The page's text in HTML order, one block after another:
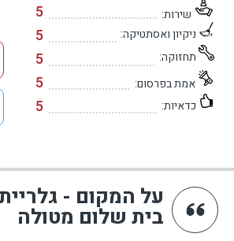
שירות: 5
ניקיון ואסתטיקה: 5
תחזוקה: 5
אמת בפרסום: 5
כדאיות: 5
על המקום -
בית שלום מטולה